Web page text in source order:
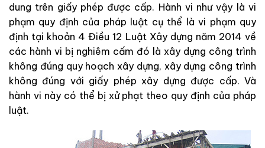
dung trên giấy phép được cấp. Hành vi như vậy là vi
phạm quy định của pháp luật cụ thể là vi phạm quy
định tại khoản 4 Điều 12 Luật Xây dựng năm 2014 về
các hành vi bị nghiêm cấm đó là xây dựng công trình
không đúng quy hoạch xây dựng, xây dựng công trình
không đúng với giấy phép xây dựng được cấp. Và
hành vi này có thể bị xử phạt theo quy định của pháp
luật.